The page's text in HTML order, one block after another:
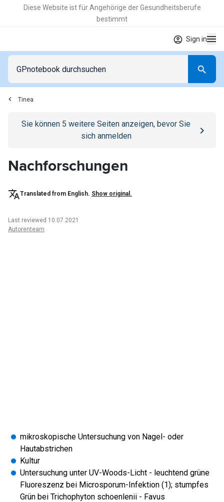
Diese Website ist für Angehörige der Gesundheitsberufe
bestimmt
Sign in
Tinea
Go to/anmeldenpage
Sie können 5 weitere Seiten anzeigen, bevor Sie
sich anmelden
Nachforschungen
Translated from English. Show original.
Last reviewed 10.07.2021
Autorenteam
mikroskopische Untersuchung von Nagel- oder
Hautabstrichen
Kultur
Untersuchung unter UV-Woods-Licht - leuchtend grüne
Fluoreszenz bei Microsporum-Infektion (1); stumpfes
Grün bei Trichophyton schoenlenii - Favus